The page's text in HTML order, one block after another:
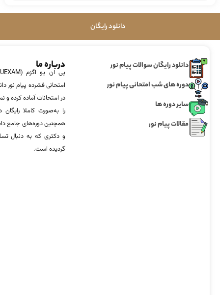
دانلود رایگان
دانلود رایگان سوالات پیام نور
دوره های شب امتحانی پیام نور
سایر دوره ها
مقالات پیام نور
درباره ما
امتحانی فشرده پیام نور
در امتحانات آماده‌ کرده
را به‌صورت کاملا
همچنین دوره‌های جامع
و دکتری که به دنبال
گردیده است.